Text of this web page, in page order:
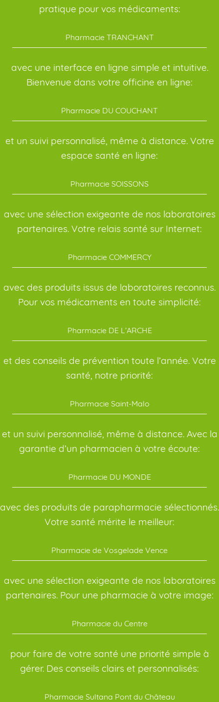
pratique pour vos médicaments:
Pharmacie TRANCHANT
avec une interface en ligne simple et intuitive.
Bienvenue dans votre officine en ligne:
Pharmacie DU COUCHANT
et un suivi personnalisé, même à distance. Votre
espace santé en ligne:
Pharmacie SOISSONS
avec une sélection exigeante de nos laboratoires
partenaires. Votre relais santé sur Internet:
Pharmacie COMMERCY
avec des produits issus de laboratoires reconnus.
Pour vos médicaments en toute simplicité:
Pharmacie DE L’ARCHE
et des conseils de prévention toute l’année. Votre
santé, notre priorité:
Pharmacie Saint-Malo
et un suivi personnalisé, même à distance. Avec la
garantie d’un pharmacien à votre écoute:
Pharmacie DU MONDE
avec des produits de parapharmacie sélectionnés.
Votre santé mérite le meilleur:
Pharmacie de Vosgelade Vence
avec une sélection exigeante de nos laboratoires
partenaires. Pour une pharmacie à votre image:
Pharmacie du Centre
pour faire de votre santé une priorité simple à
gérer. Des conseils clairs et personnalisés:
Pharmacie Sultana Pont du Château